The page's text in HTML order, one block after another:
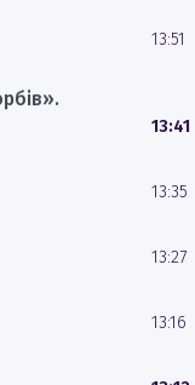
13:51
13:41
13:35
13:27
13:16